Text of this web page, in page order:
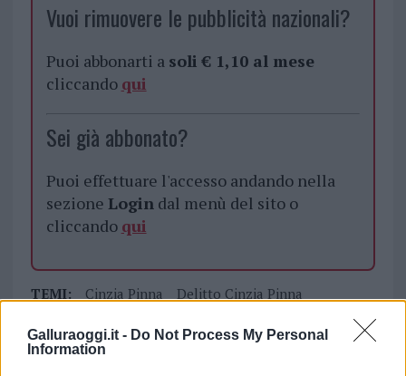
Galluraoggi.it - Do Not Process My Personal
Information
Vuoi rimuovere le pubblicità nazionali?
Puoi abbonarti a soli € 1,10 al mese
cliccando qui
Sei già abbonato?
Puoi effettuare l'accesso andando nella
sezione Logindal menù del sito o
cliccando qui
TEMI: Cinzia Pinna
Delitto Cinzia Pinna
Notizie Palau
Notizie Sardegna